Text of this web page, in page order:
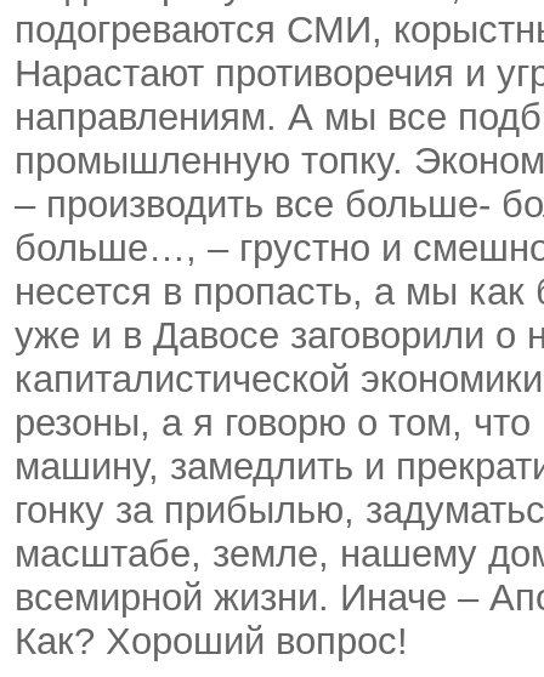
подогреваются СМИ,
Нарастают противоречия и
направлениям. А мы все
промышленную топку.
– производить все больше-
больше…, – грустно и
несется в пропасть, а мы
уже и в Давосе заговорили о
капиталистической
резоны, а я говорю о том,
машину, замедлить и
гонку за прибылью,
масштабе, земле, нашему
всемирной жизни. Иначе –
Как? Хороший вопрос!